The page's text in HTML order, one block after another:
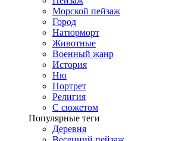
Морской пейзаж
Город
Натюрморт
Животные
Военный жанр
История
Ню
Портрет
Религия
С сюжетом
Популярные теги
Деревня